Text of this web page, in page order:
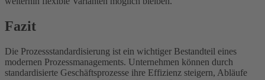
Fazit
Die Prozessstandardisierung ist ein wichtiger Bestandteil eines
modernen Prozessmanagements. Unternehmen können durch
standardisierte Geschäftsprozesse ihre Effizienz steigern, Abläufe